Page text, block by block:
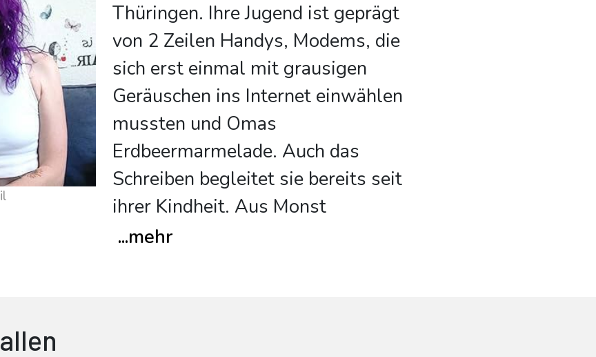
Thüringen. Ihre Jugend ist geprägt
von 2 Zeilen Handys, Modems, die
sich erst einmal mit grausigen
Geräuschen ins Internet einwählen
mussten und Omas
Erdbeermarmelade. Auch das
Schreiben begleitet sie bereits seit
ihrer Kindheit. Aus Monst
...mehr